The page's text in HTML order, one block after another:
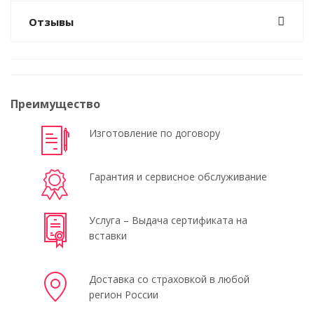
Отзывы
Преимущество
Изготовление по договору
Гарантия и сервисное обслуживание
Услуга – Выдача сертификата на
вставки
Доставка со страховкой в любой
регион России